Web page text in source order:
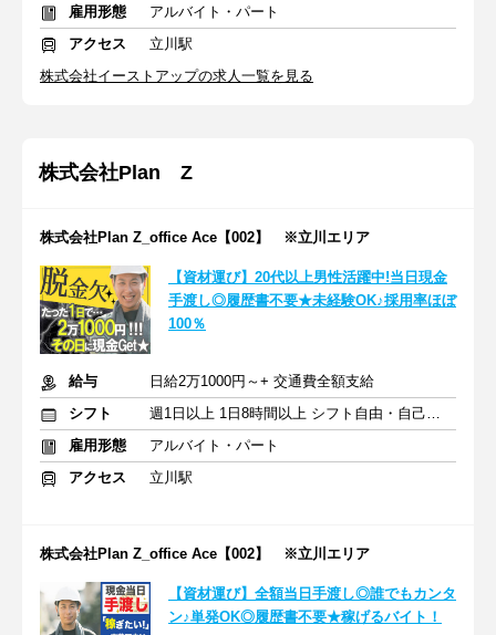
雇用形態
アルバイト・パート
アクセス
立川駅
株式会社イーストアップの求人一覧を見る
株式会社Plan Z
株式会社Plan Z_office Ace【002】 ※立川エリア
【資材運び】20代以上男性活躍中!当日現金
手渡し◎履歴書不要★未経験OK♪採用率ほぼ
100％
給与
日給2万1000円～+ 交通費全額支給
シフト
週1日以上 1日8時間以上 シフト自由・自己申告
雇用形態
アルバイト・パート
アクセス
立川駅
株式会社Plan Z_office Ace【002】 ※立川エリア
【資材運び】全額当日手渡し◎誰でもカンタ
ン♪単発OK◎履歴書不要★稼げるバイト！